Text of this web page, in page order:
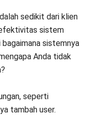
loyalty dan